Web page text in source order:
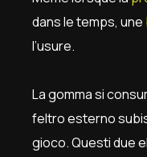
dans le temps, une
l’usure.
La gomma si
feltro esterno
gioco. Questi due